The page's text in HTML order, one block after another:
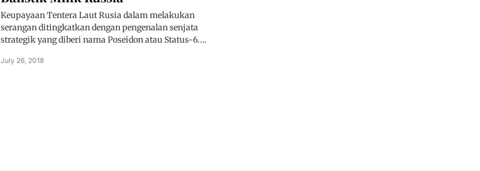
Keupayaan Tentera Laut Rusia dalam melakukan
serangan ditingkatkan dengan pengenalan senjata
strategik yang diberi nama Poseidon atau Status-6.…
July 26, 2018